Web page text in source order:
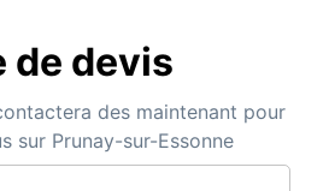
de devis
des maintenant pour
sur Prunay-sur-Essonne